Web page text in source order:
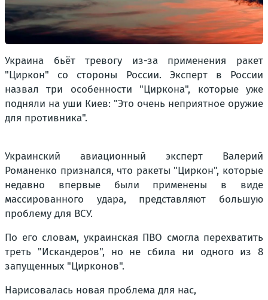
Украина бьёт тревогу из-за применения ракет
"Циркон" со стороны России. Эксперт в России
назвал три особенности "Циркона", которые уже
подняли на уши Киев: "Это очень неприятное оружие
для противника".
Украинский авиационный эксперт Валерий
Романенко признался, что ракеты "Циркон", которые
недавно впервые были применены в виде
массированного удара, представляют большую
проблему для ВСУ.
По его словам, украинская ПВО смогла перехватить
треть "Искандеров", но не сбила ни одного из 8
запущенных "Цирконов".
Нарисовалась новая проблема для нас,